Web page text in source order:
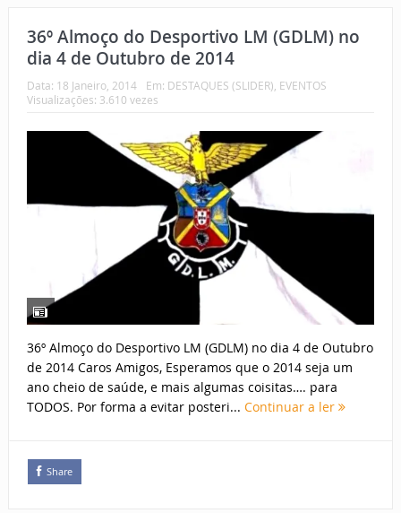
36º Almoço do Desportivo LM (GDLM) no
dia 4 de Outubro de 2014
Data: 18 Janeiro, 2014 Em: DESTAQUES (SLIDER) EVENTOS
Visualizações: 3.610 vezes
36º Almoço do Desportivo LM (GDLM) no dia 4 de Outubro
de 2014 Caros Amigos, Esperamos que o 2014 seja um
ano cheio de saúde, e mais algumas coisitas…. para
TODOS. Por forma a evitar posteri... Continuar a ler
Share